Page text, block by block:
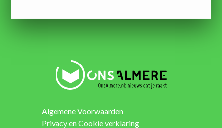
Algemene Voorwaarden
Privacy en Cookie verklaring